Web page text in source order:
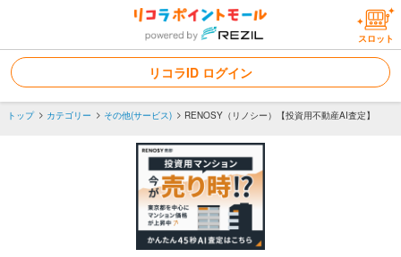
スロット
リコラID ログイン
トップ カテゴリー その他(サービス) RENOSY（リノシー）【投資用不動産AI査定】